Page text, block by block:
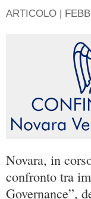
ARTICOLO |
Novara, in
confronto tra
Governance”,